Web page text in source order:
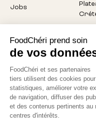
FoodChéri prend soin
de vos
FoodChéri et ses partenaires
tiers utilisent des cookies
statistiques, améliorer votre
de navigation, diffuser des
et des contenus pertinents au
centres d'intérêts.
Jobs
Pantin